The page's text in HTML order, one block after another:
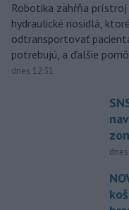
Robotika zahŕňa prístroj
hydraulické nosidlá,
odtransportovať
potrebujú, a ďalšie
dnes 12:31